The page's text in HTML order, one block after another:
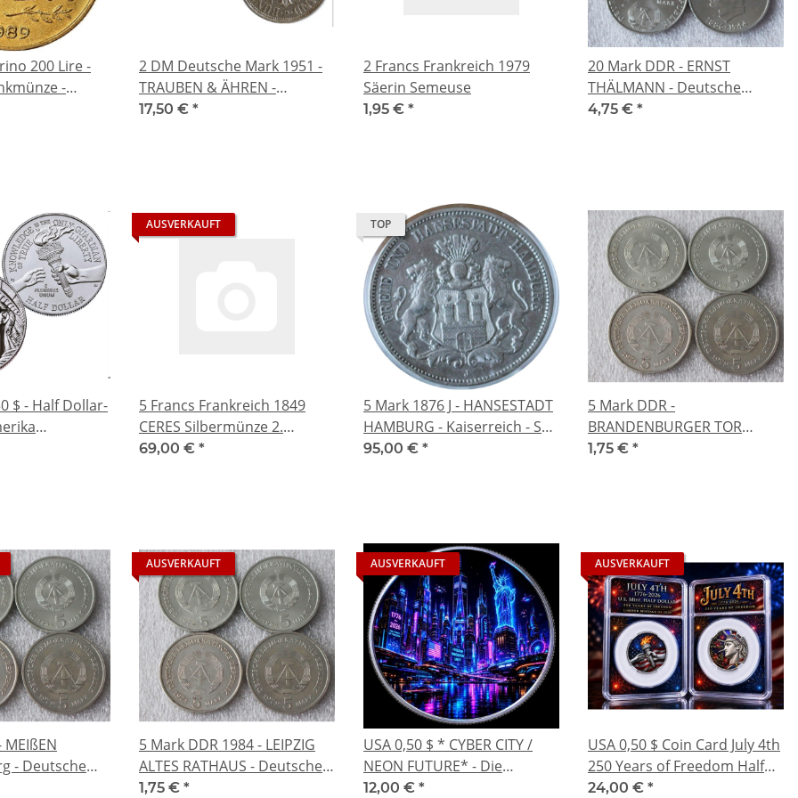
200 Lire -
-
2 DM Deutsche Mark 1951 -
TRAUBEN & ÄHREN -
Historische Münze der
17,50 € *
2 Francs Frankreich 1979
Säerin Semeuse
1,95 € *
20 Mark DDR - ERNST
THÄLMANN - Deutsche
Demokratrische Republik
4,75 € *
$ - Half Dollar-
- July 4th 250
AUSVERKAUFT
5 Francs Frankreich 1849
CERES Silbermünze 2.
Republik
69,00 € *
TOP
5 Mark 1876 J - HANSESTADT
HAMBURG - Kaiserreich - SS
Sehr Schön
95,00 € *
5 Mark DDR -
BRANDENBURGER TOR
BERLIN - Deutsche
1,75 € *
- Deutsche
Republik
AUSVERKAUFT
5 Mark DDR 1984 - LEIPZIG
ALTES RATHAUS - Deutsche
Demokratrische Republik
1,75 € *
AUSVERKAUFT
USA 0,50 $ * CYBER CITY /
NEON FUTURE* - Die
ZUKUNFT Amerikas - Coin
12,00 € *
AUSVERKAUFT
USA 0,50 $ Coin Card July 4th
250 Years of Freedom Half
Dollar Limited Mintage 2026
24,00 € *